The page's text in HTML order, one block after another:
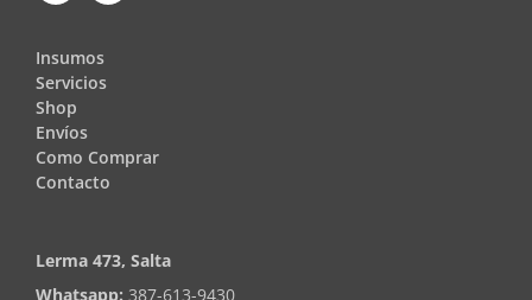
Insumos
Servicios
Shop
Envíos
Como Comprar
Contacto
Lerma 473, Salta
Whatsapp: 387-613-9430